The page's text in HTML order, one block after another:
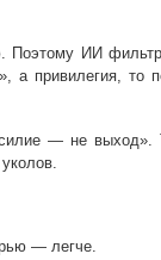
Поэтому ИИ
а привилегия, то
— не выход».
— легче.